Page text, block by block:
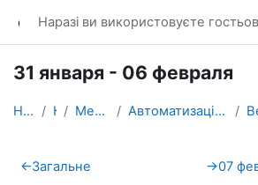
Наразі ви використовуєте
31 января - 06 февраля
На головну Курси Механічний факультет Автоматизації та комп’ютерно-інтегрованих технологій
Схема розділу
←Загальне →07